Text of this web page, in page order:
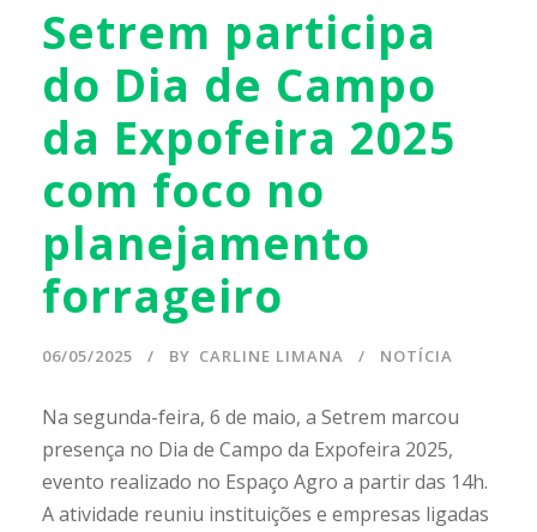
Setrem participa
do Dia de Campo
da Expofeira 2025
com foco no
planejamento
forrageiro
06/05/2025 BY CARLINE LIMANA NOTÍCIA
Na segunda-feira, 6 de maio, a Setrem marcou
presença no Dia de Campo da Expofeira 2025,
evento realizado no Espaço Agro a partir das 14h.
A atividade reuniu instituições e empresas ligadas